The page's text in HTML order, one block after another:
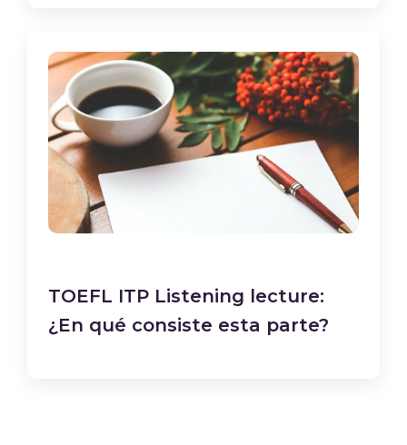
TOEFL ITP Listening lecture:
¿En qué consiste esta parte?